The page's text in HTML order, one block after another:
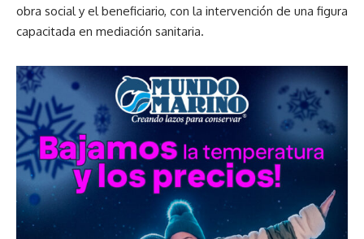
obra social y el beneficiario, con la intervención de una figura
capacitada en mediación sanitaria.